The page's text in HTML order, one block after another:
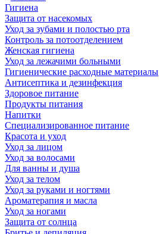
Гигиена
Защита от насекомых
Уход за зубами и полостью рта
Контроль за потоотделением
Женская гигиена
Уход за лежачими больными
Гигиенические расходные материалы
Антисептика и дезинфекция
Здоровое питание
Продукты питания
Напитки
Специализированное питание
Красота и уход
Уход за лицом
Уход за волосами
Для ванны и душа
Уход за телом
Уход за руками и ногтями
Ароматерапия и масла
Уход за ногами
Защита от солнца